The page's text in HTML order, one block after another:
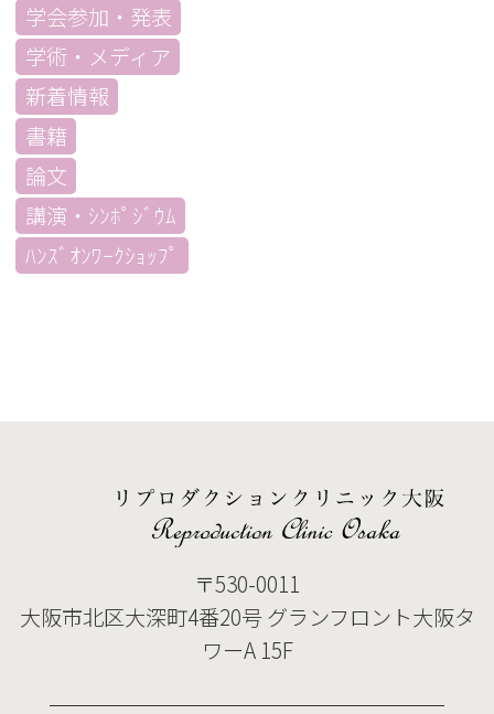
学会参加・発表
学術・メディア
新着情報
書籍
論文
講演・ｼﾝﾎﾟｼﾞｳﾑ
ﾊﾝｽﾞｵﾝﾜｰｸｼｮｯﾌﾟ
〒530-0011
大阪市北区大深町4番20号 グランフロント大阪タ
ワーA 15F